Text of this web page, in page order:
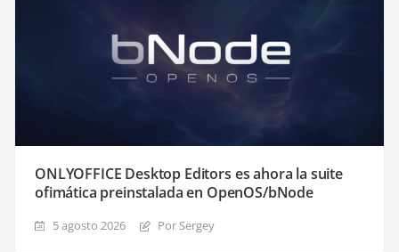
ONLYOFFICE Desktop Editors es ahora la suite
ofimática preinstalada en OpenOS/bNode
5 agosto 2026 Por Sergey